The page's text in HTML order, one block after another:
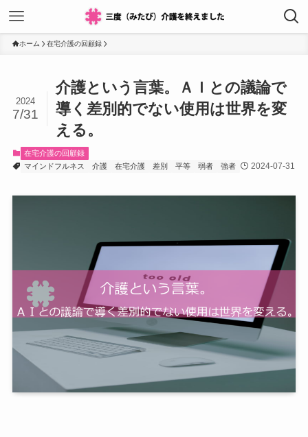
ホーム 在宅介護の回顧録
介護という言葉。ＡＩとの議論で
導く差別的でない使用は世界を変
える。
2024
7/31
在宅介護の回顧録
マインドフルネス
介護 在宅介護 差別 平等 弱者 強者 2024-07-31